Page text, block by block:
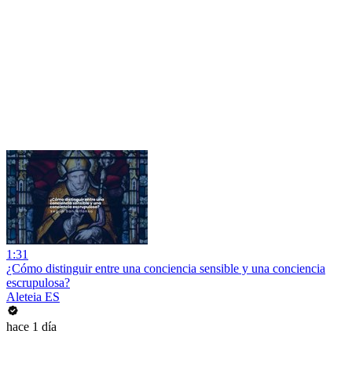
1:31
¿Cómo distinguir entre una conciencia sensible y una conciencia
escrupulosa?
Aleteia ES
hace 1 día